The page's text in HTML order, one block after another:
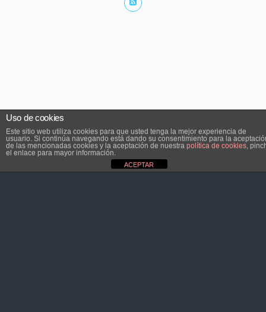
Uso de cookies
Este sitio web utiliza cookies para que usted tenga la mejor experiencia de
usuario. Si continúa navegando está dando su consentimiento para la
de las mencionadas cookies y la aceptación de nuestra política de cookies,
el enlace para mayor información.
ACEPTAR